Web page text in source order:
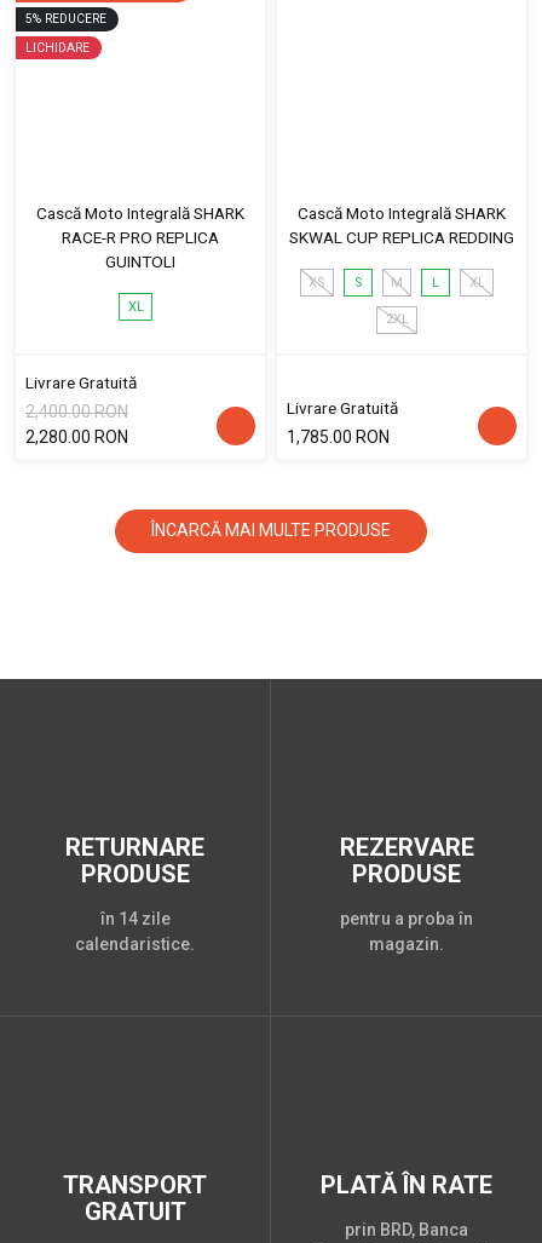
5% REDUCERE
LICHIDARE
Cască Moto Integrală SHARK
RACE-R PRO REPLICA
GUINTOLI
XL
Livrare Gratuită
2,400.00 RON
2,280.00 RON
Cască Moto Integrală SHARK
SKWAL CUP REPLICA REDDING
XS S M L XL
2XL
Livrare Gratuită
1,785.00 RON
ÎNCARCĂ MAI MULTE PRODUSE
RETURNARE
PRODUSE
în 14 zile
calendaristice.
REZERVARE
PRODUSE
pentru a proba în
magazin.
TRANSPORT
GRATUIT
PLATĂ ÎN RATE
prin BRD, Banca